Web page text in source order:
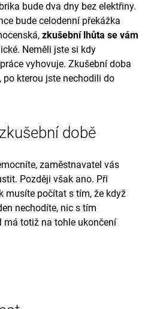
bude dva dny bez elektřiny.
bude celodenní překážka
zkušební lhůta se vám
Neměli jste si kdy
vyhovuje. Zkušební doba
kterou jste nechodili do
době
zaměstnavatel vás
Později však ano. Při
musíte počítat s tím, že když
nechodíte, nic s tím
má totiž na tohle ukončení